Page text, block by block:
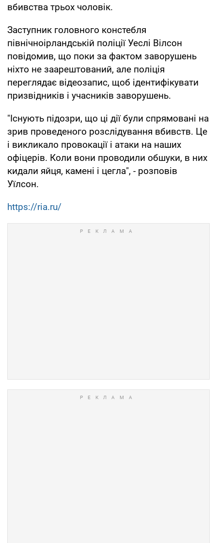
вбивства трьох чоловік.
Заступник головного констебля
північноірландській поліції Уеслі Вілсон
повідомив, що поки за фактом заворушень
ніхто не заарештований, але поліція
переглядає відеозапис, щоб ідентифікувати
призвідників і учасників заворушень.
"Існують підозри, що ці дії були спрямовані на
зрив проведеного розслідування вбивств. Це
і викликало провокації і атаки на наших
офіцерів. Коли вони проводили обшуки, в них
кидали яйця, камені і цегла", - розповів
Уїлсон.
https://ria.ru/